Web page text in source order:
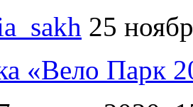
25
«Вело Парк